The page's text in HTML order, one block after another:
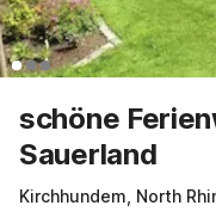
schöne
Sauerland
Kirchhundem, North